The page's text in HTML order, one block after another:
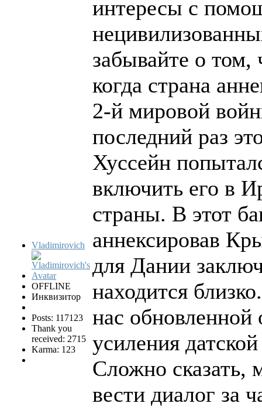
Vladimirovich
OFFLINE
Инквизитор
Posts: 117123
Thank you
received: 2715
Karma: 123
интересы с
забывайте о том,
когда страна
2-й мировой
последний раз
Хуссейн
включить его в
страны. В этот
аннексировав
для Дании
находится
нас обновленной
усиления
Сложно сказать,
вести диалог за